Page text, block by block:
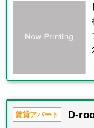
賃貸アパート D-